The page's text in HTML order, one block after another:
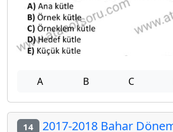
A B C
14 2017-2018 Bahar